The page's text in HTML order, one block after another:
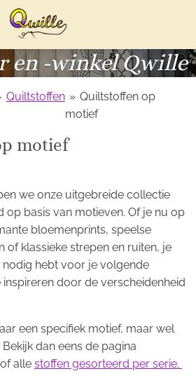
en -winkel Qwille
Quiltstoffen » Quiltstoffen op
motief
motief
we onze uitgebreide collectie
op basis van motieven. Of je nu op
bloemenprints, speelse
of klassieke strepen en ruiten, je
nodig hebt voor je volgende
door de verscheidenheid
een specifiek motief, maar wel
dan eens de pagina
of alle stoffen gesorteerd per serie.